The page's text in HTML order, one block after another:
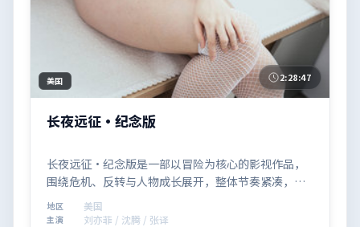
美国 2:28:47
长夜远征·纪念版
长夜远征·纪念版是一部以冒险为核心的影视作品，
围绕危机、反转与人物成长展开，整体节奏紧凑，值
得推荐观看。
地区 美国
主演
刘亦菲 / 沈腾 / 张译